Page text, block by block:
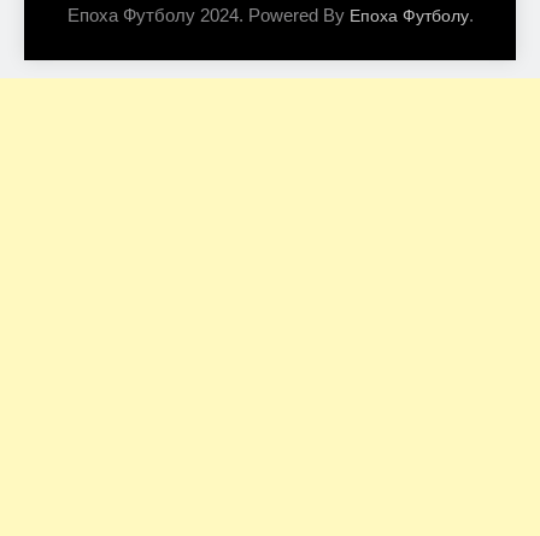
Епоха Футболу 2024. Powered By Епоха Футболу.